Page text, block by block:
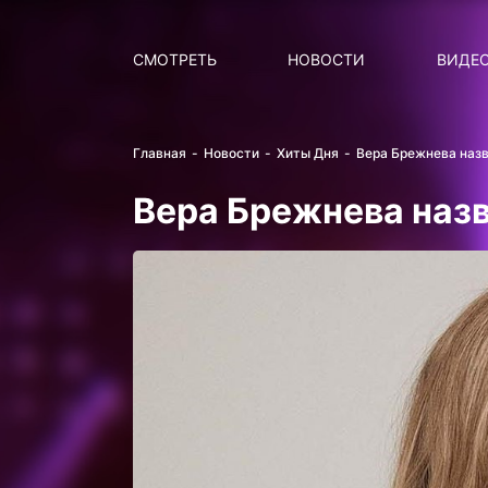
СМОТРЕТЬ НОВОСТИ
Главная Новости Хиты Дня Вера Брежнева
Вера Брежнева